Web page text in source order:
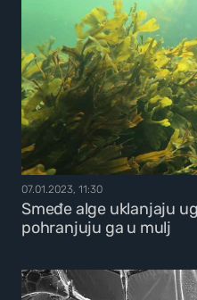
07.01.2023, 11:30
Smeđe alge uklanjaju
pohranjuju ga u mulj